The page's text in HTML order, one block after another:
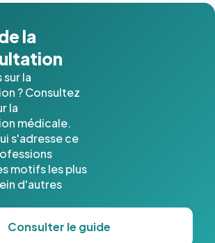
la
la
? Consultez
la
médicale.
s'adresse ce
motifs les plus
d'autres
Consulter le guide